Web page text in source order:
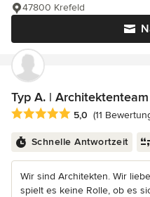
47800 Krefeld
Typ A. |
Durchschnittliche
5,0 (11
Schnelle Antwortzeit
Wir sind Architekten. Wir
spielt es keine Rolle, ob es